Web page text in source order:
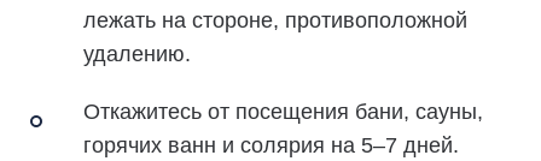
лежать на стороне, противоположной
удалению.
Откажитесь от посещения бани, сауны,
горячих ванн и солярия на 5–7 дней.